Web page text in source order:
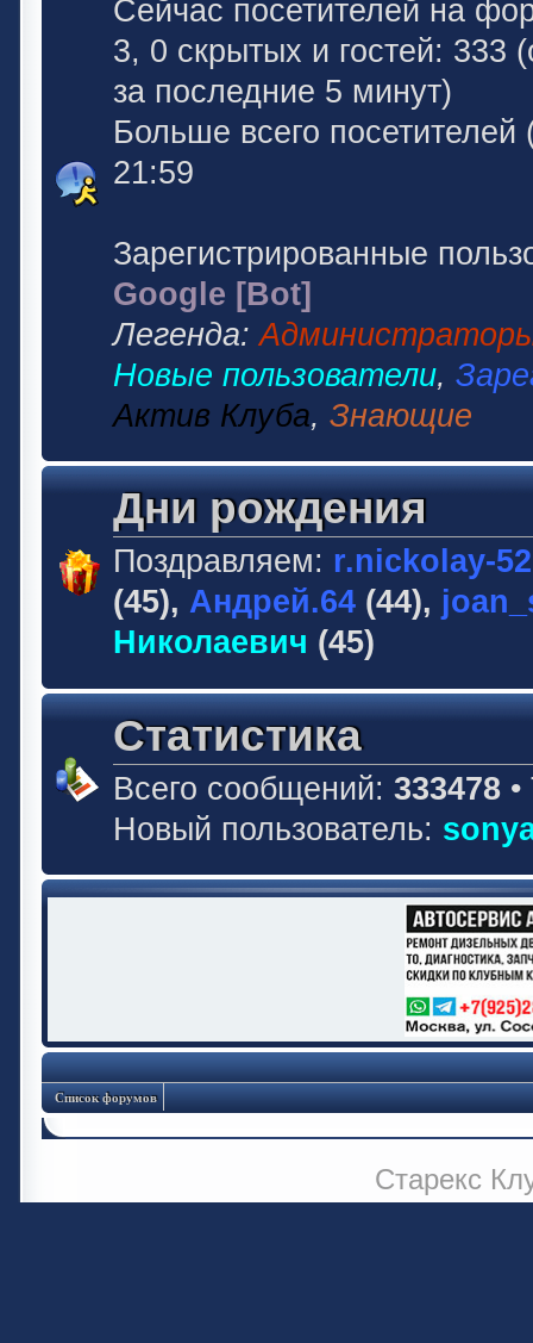
Сейчас посетителей на
3, 0 скрытых и гостей: 333
за последние 5 минут)
Больше всего посетителей
21:59
Зарегистрированные
Google [Bot]
Легенда:
Новые пользователи,
Актив Клуба, Знающие
Дни рождения
Поздравляем: r.nickolay-
(45), Андрей.64 (44),
Николаевич (45)
Статистика
Всего сообщений: 333478
Новый пользователь:
Список форумов
Старекс